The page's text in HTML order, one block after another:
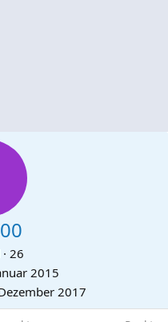
· 26
2015
2017